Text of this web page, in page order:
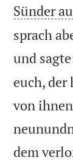
Sünder
sprach
und
euch, der
von
dem